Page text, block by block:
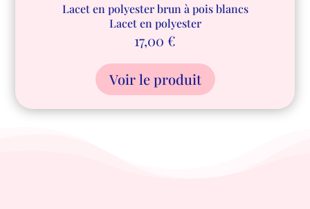
Lacet en polyester brun à pois blancs
Lacet en polyester
17,00 €
Voir le produit